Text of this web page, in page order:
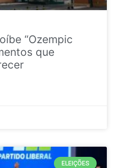
“Ozempic
que
ELEIÇÕES